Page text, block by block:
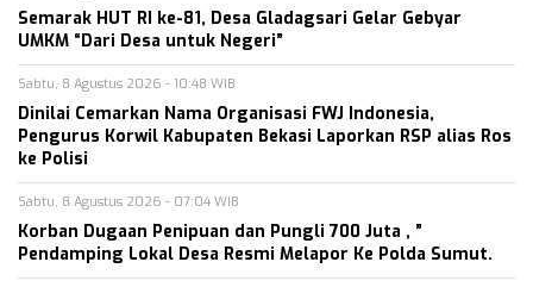
Semarak HUT RI ke-81, Desa Gladagsari Gelar Gebyar
UMKM “Dari Desa untuk Negeri”
Sabtu, 8 Agustus 2026 - 10:48 WIB
Dinilai Cemarkan Nama Organisasi FWJ Indonesia,
Pengurus Korwil Kabupaten Bekasi Laporkan RSP alias Ros
ke Polisi
Sabtu, 8 Agustus 2026 - 07:04 WIB
Korban Dugaan Penipuan dan Pungli 700 Juta , ”
Pendamping Lokal Desa Resmi Melapor Ke Polda Sumut.